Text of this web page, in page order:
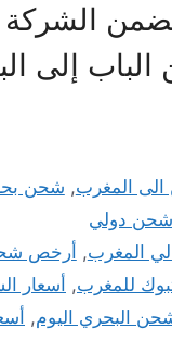
إلى
المغرب, شحن
شحن دولي
المغرب, أرخص
للمغرب,
أسعار
البحري اليوم,